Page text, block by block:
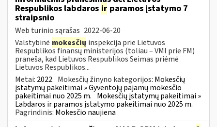
Respublikos labdaros ir paramos įstatymo 7
straipsnio
Web turinio sąrašas 2022-06-20
Valstybinė mokesčių inspekcija prie Lietuvos
Respublikos finansų ministerijos (toliau – VMI prie FM)
praneša, kad Lietuvos Respublikos Seimas priėmė
Lietuvos Respublikos...
Metai: 2022 Mokesčių žinyno kategorijos: Mokesčių
įstatymų pakeitimai » Gyventojų pajamų mokesčio
pakeitimai nuo 2025 m. Mokesčių įstatymų pakeitimai »
Labdaros ir paramos įstatymo pakeitimai nuo 2025 m.
Pagrindinis: Mokesčio naujiena